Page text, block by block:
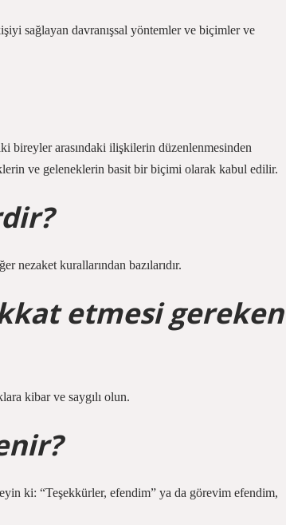
sağlayan davranışsal yöntemler ve biçimler ve
bireyler arasındaki ilişkilerin düzenlenmesinden
ve geleneklerin basit bir biçimi olarak kabul edilir.
nezaket kurallarından bazılarıdır.
etmesi gereken
kibar ve saygılı olun.
ki: “Teşekkürler, efendim” ya da görevim efendim,